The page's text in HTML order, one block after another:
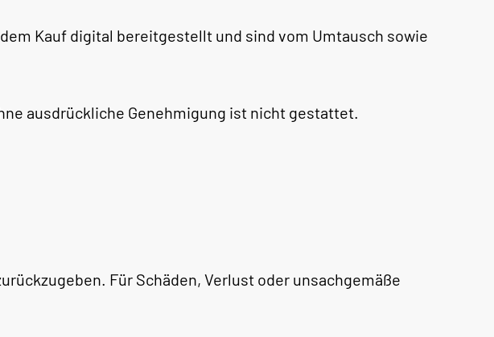
Kauf digital bereitgestellt und sind vom Umtausch sowie
ausdrückliche Genehmigung ist nicht gestattet.
Für Schäden, Verlust oder unsachgemäße